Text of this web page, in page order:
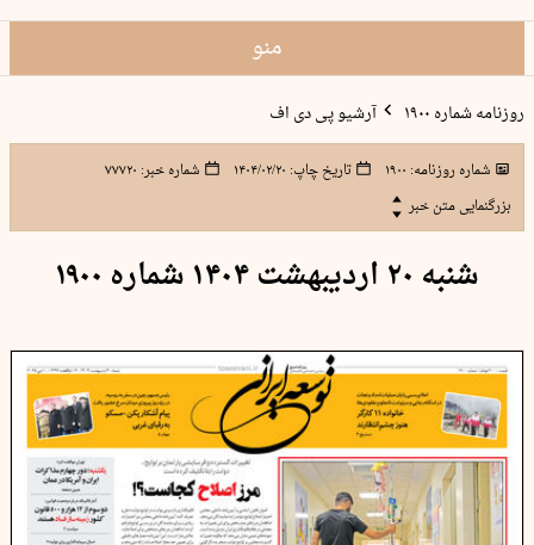
منو
روزنامه شماره ۱۹۰۰ آرشیو پی دی اف
شماره روزنامه: ۱۹۰۰ تاریخ چاپ: ۱۴۰۴/۰۲/۲۰ شماره خبر: ۷۷۷۲۰
بزرگنمایی متن خبر
شنبه ۲۰ اردیبهشت ۱۴۰۴ شماره ۱۹۰۰